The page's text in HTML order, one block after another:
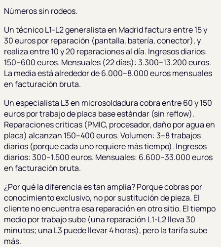
Números sin rodeos.
Un técnico L1-L2 generalista en Madrid factura entre 15 y
30 euros por reparación (pantalla, batería, conector), y
realiza entre 10 y 20 reparaciones al día. Ingresos diarios:
150–600 euros. Mensuales (22 días): 3.300–13.200 euros.
La media está alrededor de 6.000–8.000 euros mensuales
en facturación bruta.
Un especialista L3 en microsoldadura cobra entre 60 y 150
euros por trabajo de placa base estándar (sin reflow).
Reparaciones críticas (PMIC, procesador, daño por agua en
placa) alcanzan 150–400 euros. Volumen: 3–8 trabajos
diarios (porque cada uno requiere más tiempo). Ingresos
diarios: 300–1.500 euros. Mensuales: 6.600–33.000 euros
en facturación bruta.
¿Por qué la diferencia es tan amplia? Porque cobras por
conocimiento exclusivo, no por sustitución de pieza. El
cliente no encuentra esa reparación en otro sitio. El tiempo
medio por trabajo sube (una reparación L1-L2 lleva 30
minutos; una L3 puede llevar 4 horas), pero la tarifa sube
más.